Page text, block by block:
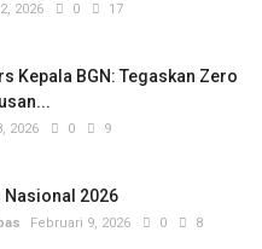
2026 0 17
Kepala BGN: Tegaskan Zero
2026 0 9
Nasional 2026
Februari 9, 2026 0 8